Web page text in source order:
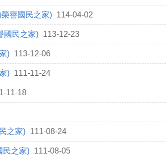
榮譽國民之家) 114-04-02
國民之家) 113-12-23
) 113-12-06
) 111-11-24
11-18
之家) 111-08-24
民之家) 111-08-05